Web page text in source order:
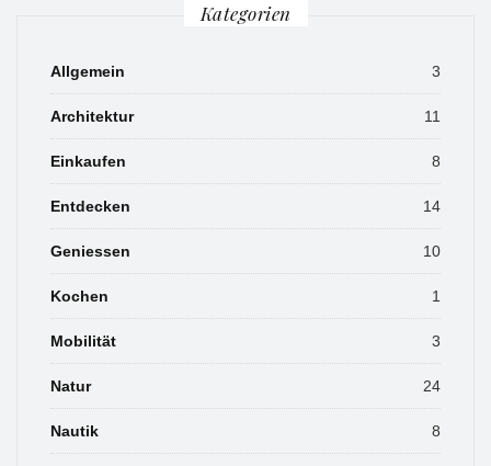
Kategorien
Allgemein 3
Architektur 11
Einkaufen 8
Entdecken 14
Geniessen 10
Kochen 1
Mobilität 3
Natur 24
Nautik 8